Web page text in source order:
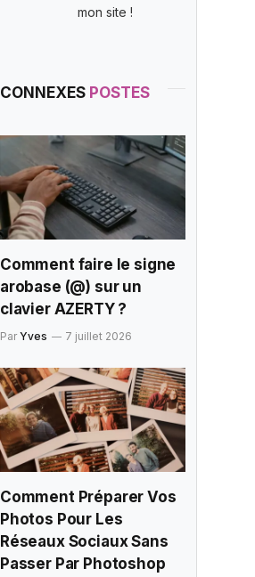
mon site !
CONNEXES POSTES
Comment faire le signe
arobase (@) sur un
clavier AZERTY ?
Par Yves 7 juillet 2026
Comment Préparer Vos
Photos Pour Les
Réseaux Sociaux Sans
Passer Par Photoshop